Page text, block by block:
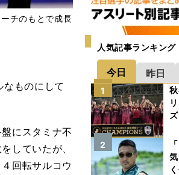
チのもとで成長
ものにして
にスタミナ不
していたが、
回転サルコウ
人気記事ランキング
今日 昨日
1
2